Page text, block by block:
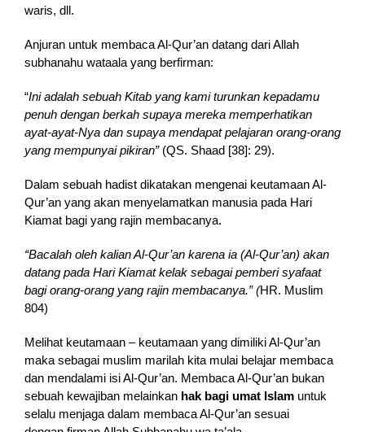
waris, dll.
Anjuran untuk membaca Al-Qur’an datang dari Allah
subhanahu wataala yang berfirman:
“Ini adalah sebuah Kitab yang kami turunkan kepadamu
penuh dengan berkah supaya mereka memperhatikan
ayat-ayat-Nya dan supaya mendapat pelajaran orang-orang
yang mempunyai pikiran” (QS. Shaad [38]: 29).
Dalam sebuah hadist dikatakan mengenai keutamaan Al-
Qur’an yang akan menyelamatkan manusia pada Hari
Kiamat bagi yang rajin membacanya.
“Bacalah oleh kalian Al-Qur’an karena ia (Al-Qur’an) akan
datang pada Hari Kiamat kelak sebagai pemberi syafaat
bagi orang-orang yang rajin membacanya.” (HR. Muslim
804)
Melihat keutamaan – keutamaan yang dimiliki Al-Qur’an
maka sebagai muslim marilah kita mulai belajar membaca
dan mendalami isi Al-Qur’an. Membaca Al-Qur’an bukan
sebuah kewajiban melainkan hak bagi umat Islamuntuk
selalu menjaga dalam membaca Al-Qur’an sesuai